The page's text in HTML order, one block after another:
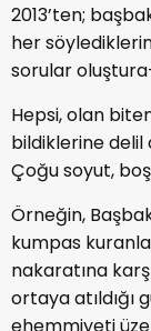
2013’ten;
her
sorular
Hepsi, olan
bildiklerine delil
Çoğu soyut,
Örneğin,
kumpas
nakaratına
ortaya atıldığı